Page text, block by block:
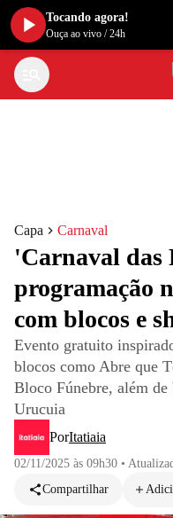
Capa Carnaval
'Carnaval das
programação
com blocos e
Evento gratuito
blocos como Abre que
Bloco Fúnebre, além
Urucuia
PorItatiaia
02/11/2025 às 09h30 •
Compartilhar
Tocando agora!
Ouça ao vivo /24h